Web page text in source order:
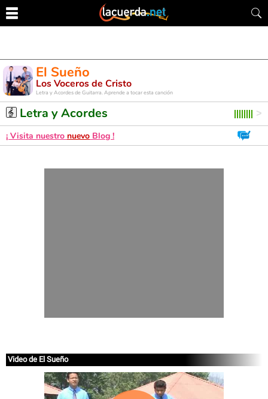
El Sueño
Los Voceros de Cristo
Letra y Acordes de Guitarra. Aprende a tocar esta canción
Letra y Acordes
¡ Visita nuestro nuevo Blog !
Video de El Sueño